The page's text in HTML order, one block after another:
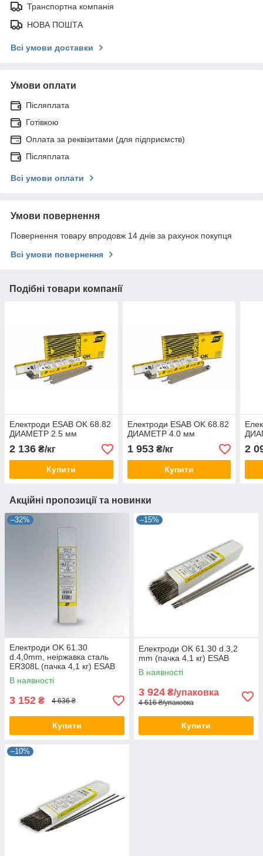
Транспортна компанія
НОВА ПОШТА
Всі умови доставки
Умови оплати
Післяплата
Готівкою
Оплата за реквізитами (для підприємств)
Післяплата
Всі умови оплати
Умови повернення
Повернення товару впродовж 14 днів за рахунок покупця
Всі умови повернення
Подібні товари компанії
Електроди ESAB OK 68.82
ДИАМЕТР 2.5 мм
2 136 ₴/кг
Купити
Електроди ESAB OK 68.82
ДИАМЕТР 4.0 мм
1 953₴/кг
Купити
2
Акційні пропозиції та новинки
–32%
Електроди OK 61.30
d.4,0mm, неіржавка сталь
ER308L (пачка 4,1 кг) ESAB
В наявності
3 152 ₴ 4 636 ₴
Купити
–15%
Електроди OK 61.30 d.3,2
mm (пачка 4,1 кг) ESAB
В наявності
3 924 ₴/упаковка
4 616 ₴/упаковка
Купити
–10%